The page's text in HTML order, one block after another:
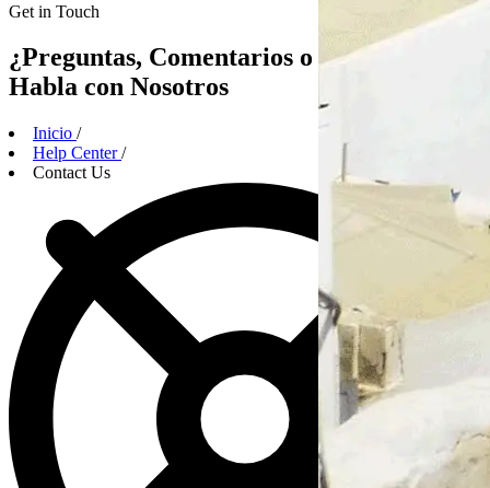
Get in Touch
¿Preguntas, Comentarios o Alianzas?
Habla con Nosotros
Inicio /
Help Center /
Contact Us